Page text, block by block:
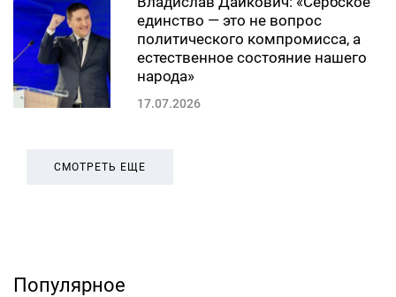
единство — это не вопрос
политического компромисса, а
естественное состояние нашего
народа»
17.07.2026
СМОТРЕТЬ ЕЩЕ
Популярное